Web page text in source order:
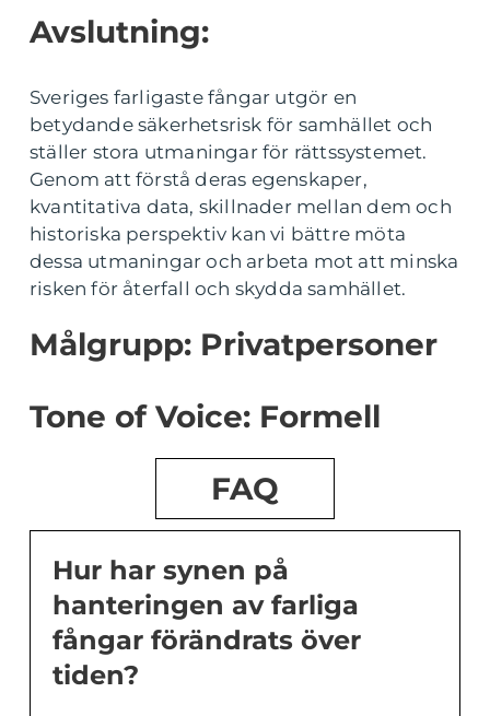
Avslutning:
Sveriges farligaste fångar utgör en
betydande säkerhetsrisk för samhället och
ställer stora utmaningar för rättssystemet.
Genom att förstå deras egenskaper,
kvantitativa data, skillnader mellan dem och
historiska perspektiv kan vi bättre möta
dessa utmaningar och arbeta mot att minska
risken för återfall och skydda samhället.
Målgrupp: Privatpersoner
Tone of Voice: Formell
FAQ
Hur har synen på
hanteringen av farliga
fångar förändrats över
tiden?